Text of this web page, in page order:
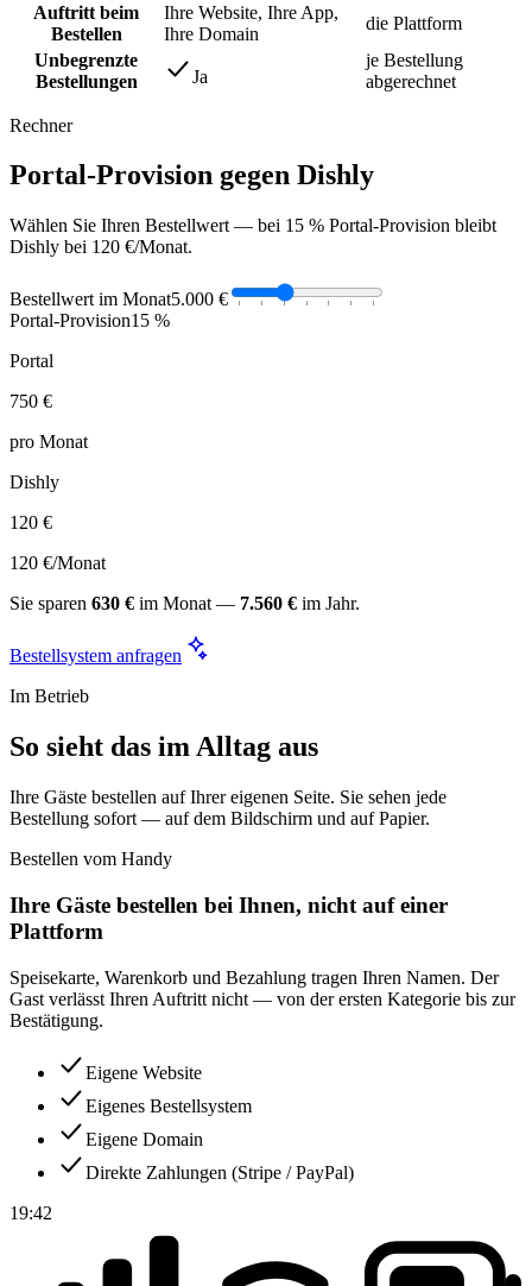
Auftritt beim
Bestellen
Ihre Website, Ihre App,
Ihre Domain
die Plattform
Unbegrenzte
Bestellungen
Ja
je Bestellung
abgerechnet
Rechner
Portal-Provision gegen Dishly
Wählen Sie Ihren Bestellwert — bei 15 % Portal-Provision bleibt
Dishly bei 120 €/Monat.
Bestellwert im Monat5.000 €
Portal-Provision15 %
Portal
750 €
pro Monat
Dishly
120 €
120 €/Monat
Sie sparen 630 € im Monat — 7.560 € im Jahr.
Bestellsystem anfragen
Im Betrieb
So sieht das im Alltag aus
Ihre Gäste bestellen auf Ihrer eigenen Seite. Sie sehen jede
Bestellung sofort — auf dem Bildschirm und auf Papier.
Bestellen vom Handy
Ihre Gäste bestellen bei Ihnen, nicht auf einer
Plattform
Speisekarte, Warenkorb und Bezahlung tragen Ihren Namen. Der
Gast verlässt Ihren Auftritt nicht — von der ersten Kategorie bis zur
Bestätigung.
Eigene Website
Eigenes Bestellsystem
Eigene Domain
Direkte Zahlungen (Stripe / PayPal)
19:42